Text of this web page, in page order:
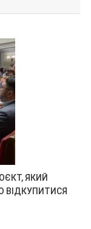
ЯКИЙ
ВІДКУПИТИСЯ